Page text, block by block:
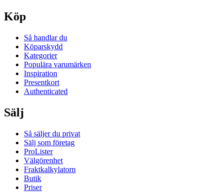
Köp
Så handlar du
Köparskydd
Kategorier
Populära varumärken
Inspiration
Presentkort
Authenticated
Sälj
Så säljer du privat
Sälj som företag
ProLister
Välgörenhet
Fraktkalkylatorn
Butik
Priser